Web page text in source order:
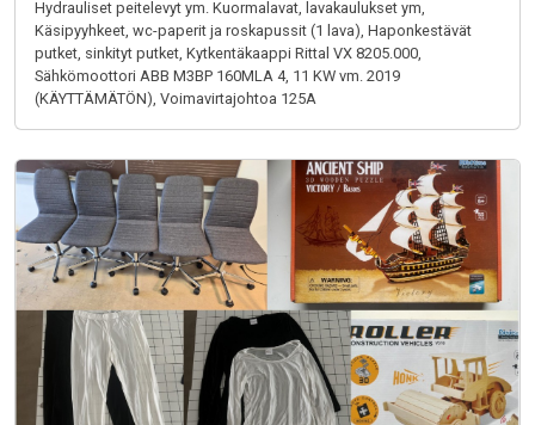
Hydrauliset peitelevyt ym. Kuormalavat, lavakaulukset ym,
Käsipyyhkeet, wc-paperit ja roskapussit (1 lava), Haponkestävät
putket, sinkityt putket, Kytkentäkaappi Rittal VX 8205.000,
Sähkömoottori ABB M3BP 160MLA 4, 11 KW vm. 2019
(KÄYTTÄMÄTÖN), Voimavirtajohtoa 125A